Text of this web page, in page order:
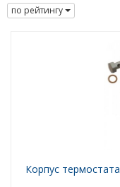
по рейтингу
Корпус термостата